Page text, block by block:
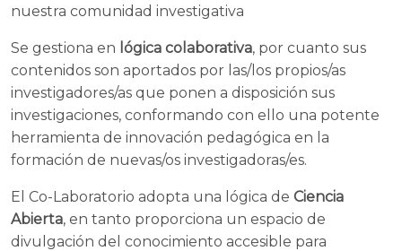
nuestra comunidad investigativa
Se gestiona en lógica colaborativa, por cuanto sus
contenidos son aportados por las/los propios/as
investigadores/as que ponen a disposición sus
investigaciones, conformando con ello una potente
herramienta de innovación pedagógica en la
formación de nuevas/os investigadoras/es.
El Co-Laboratorio adopta una lógica de Ciencia
Abierta, en tanto proporciona un espacio de
divulgación del conocimiento accesible para